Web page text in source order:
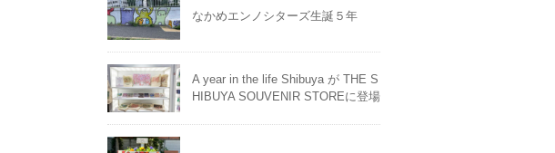
なかめエンノシターズ生誕５年
A year in the life Shibuya が THE S
HIBUYA SOUVENIR STOREに登場